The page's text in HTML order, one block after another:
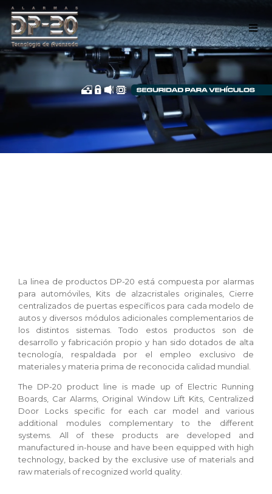
La linea de productos DP-20 está compuesta por alarmas
para automóviles, Kits de alzacristales originales, Cierre
centralizados de puertas específicos para cada modelo de
autos y diversos módulos adicionales complementarios de
los distintos sistemas. Todo estos productos son de
desarrollo y fabricación propio y han sido dotados de alta
tecnología, respaldada por el empleo exclusivo de
materiales y materia prima de reconocida calidad mundial.
The DP-20 product line is made up of Electric Running
Boards, Car Alarms, Original Window Lift Kits, Centralized
Door Locks specific for each car model and various
additional modules complementary to the different
systems. All of these products are developed and
manufactured in-house and have been equipped with high
technology, backed by the exclusive use of materials and
raw materials of recognized world quality.